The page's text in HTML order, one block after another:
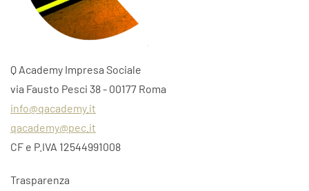
Q Academy Impresa Sociale
via Fausto Pesci 38 - 00177 Roma
info@qacademy.it
qacademy@pec.it
CF e P.IVA 12544991008
Trasparenza